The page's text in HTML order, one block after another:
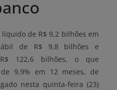
de R$ 9,2 bilhões em
de R$ 9,8 bilhões e
122,6 bilhões, o que
9,9% em 12 meses, de
nesta quinta-feira (23)